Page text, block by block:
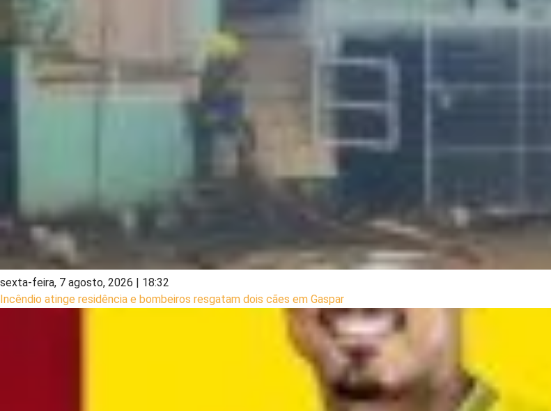
sexta-feira, 7 agosto, 2026 | 18:32
Incêndio atinge residência e bombeiros resgatam dois cães em Gaspar